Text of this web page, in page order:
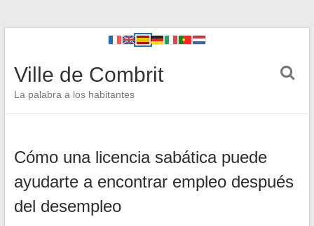
Ville de Combrit
La palabra a los habitantes
Cómo una licencia sabática puede
ayudarte a encontrar empleo después
del desempleo